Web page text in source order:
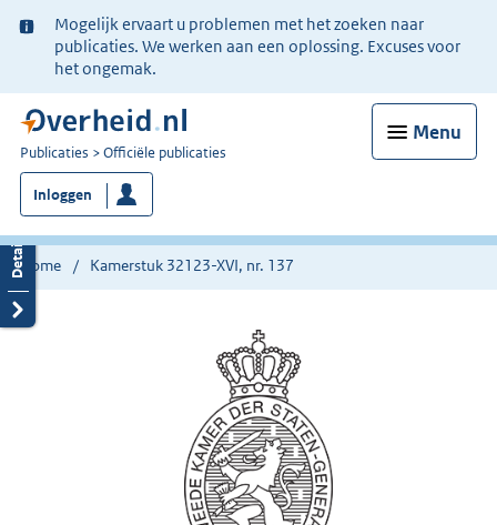
Ter
informatie:
Mogelijk ervaart u problemen met het zoeken naar
publicaties. We werken aan een oplossing. Excuses voor
het ongemak.
Menu
U
bent
nu
hier:
Publicaties Officiële publicaties
Inloggen
Home Kamerstuk 32123-XVI, nr. 137